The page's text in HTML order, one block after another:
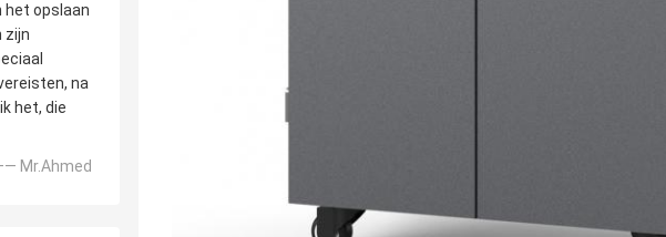
het opslaan
zijn
na
het, die
Mr.Ahmed